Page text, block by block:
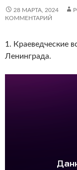
28 МАРТА, 2024
КОММЕНТАРИЙ
1. Краеведческие
Ленинграда.